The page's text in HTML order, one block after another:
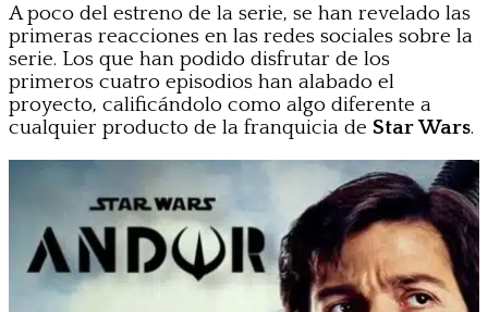
A poco del estreno de la serie, se han revelado las
primeras reacciones en las redes sociales sobre la
serie. Los que han podido disfrutar de los
primeros cuatro episodios han alabado el
proyecto, calificándolo como algo diferente a
cualquier producto de la franquicia de Star Wars.